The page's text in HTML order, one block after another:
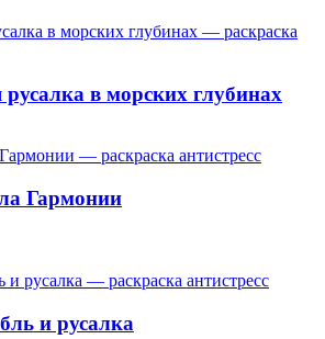
в морских глубинах
Гармонии
и русалка